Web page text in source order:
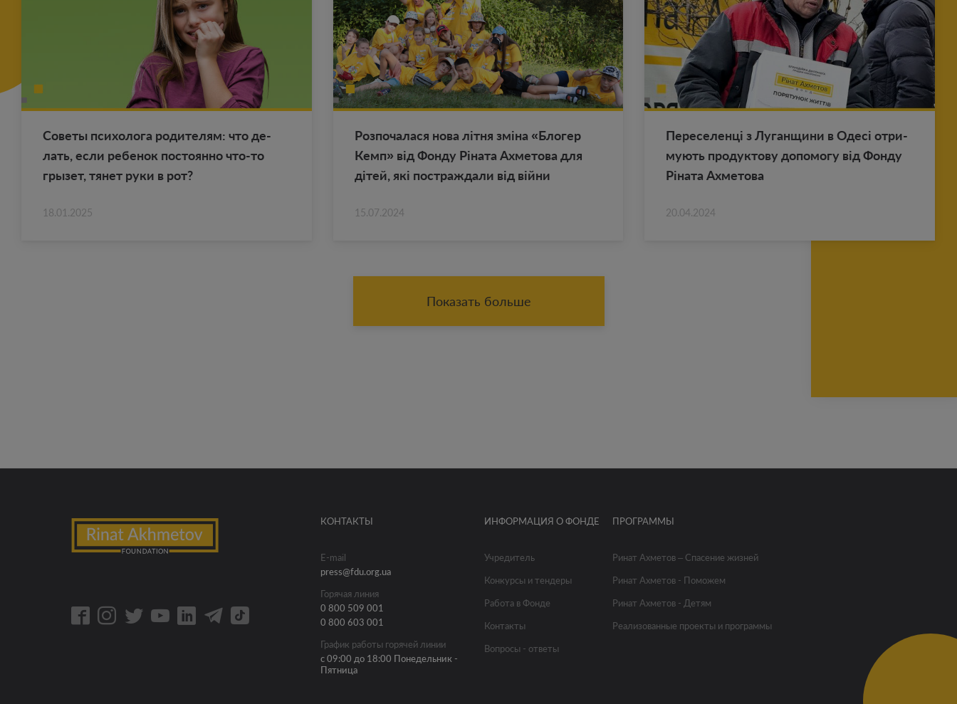
Со­ве­ты пси­хо­ло­га ро­ди­те­лям: что де­
лать, если ре­бе­нок по­сто­ян­но что-то
гры­зет, тянет руки в рот?
18.01.2025
Роз­по­ча­ла­ся нова літня зміна «Бло­гер
Кемп» від Фонду Ріната Ах­ме­то­ва для
дітей, які по­ст­раж­да­ли від війни
15.07.2024
Пе­ре­се­ленці з Лу­ган­щи­ни в Одесі от­ри­
му­ють про­дук­то­ву до­по­мо­гу від Фонду
Ріната Ах­ме­то­ва
20.04.2024
Показать больше
КОНТАКТЫ
E-mail
press@fdu.org.ua
Горячая линия
0 800 509 001
0 800 603 001
График работы горячей линии
с 09:00 до 18:00 Понедельник -
Пятница
ИНФОРМАЦИЯ О ФОНДЕ
Учредитель
Конкурсы и тендеры
Работа в Фонде
Контакты
Вопросы - ответы
ПРОГРАММЫ
Ринат Ахметов – Спасение жизней
Ринат Ахметов - Поможем
Ринат Ахметов - Детям
Реализованные проекты и программы